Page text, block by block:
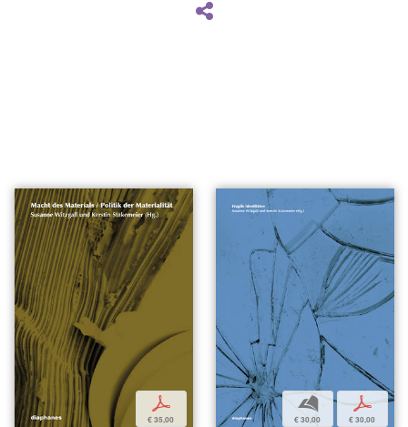
p
€ 35,00
b
€ 30,00
p
€ 30,00